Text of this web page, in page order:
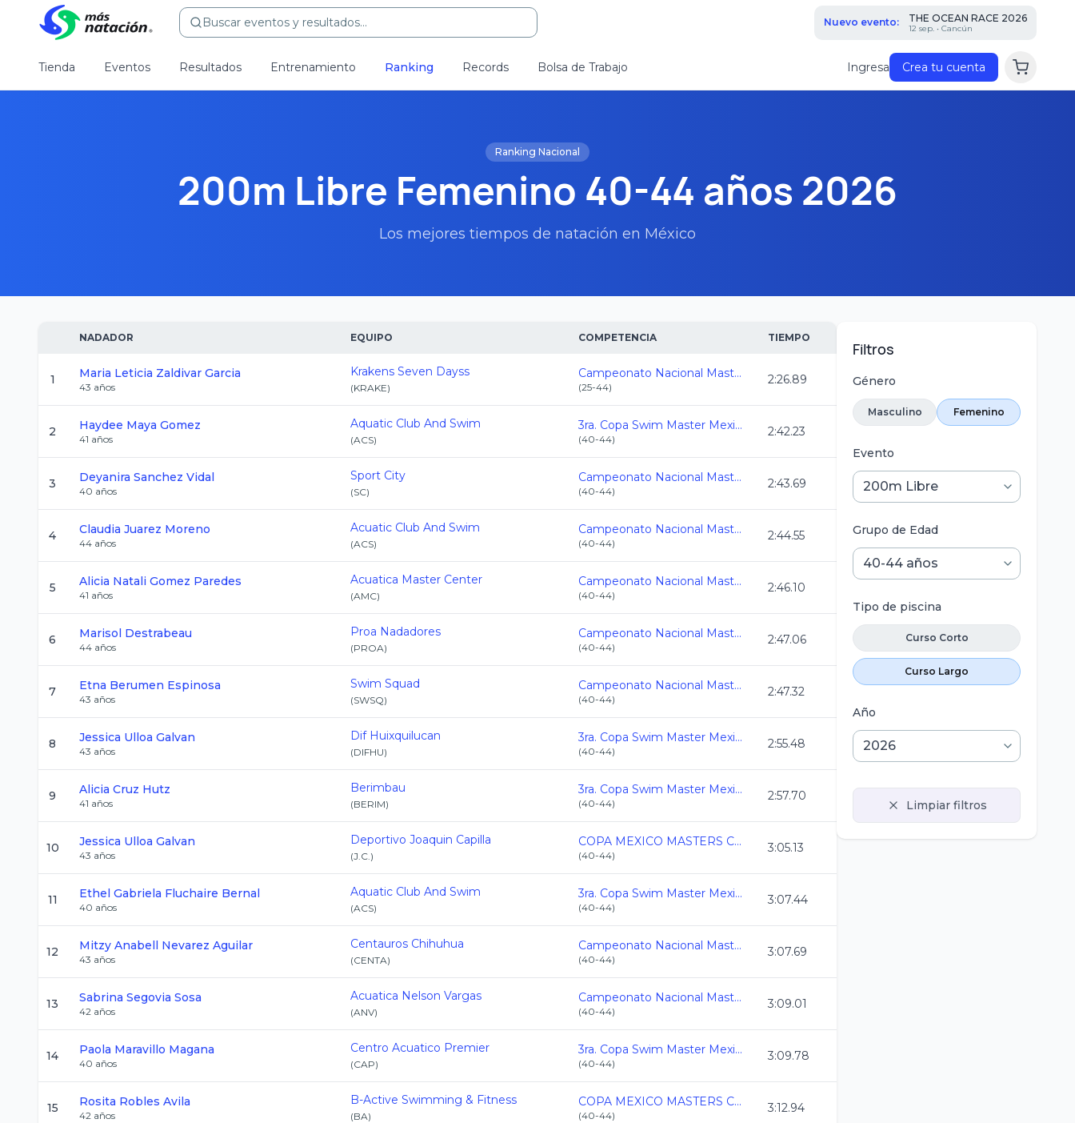
Buscar eventos y resultados... Nuevo evento: THE OCEAN RACE 2026
12 sep. • Cancún
Tienda Eventos Resultados Entrenamiento Ranking Records Bolsa de Trabajo Ingresa Crea tu cuenta
Ranking Nacional
200m Libre Femenino 40-44 años 2026
Los mejores tiempos de natación en México
NADADOR EQUIPO COMPETENCIA TIEMPO
1 Maria Leticia Zaldivar Garcia
43 años
Krakens Seven Dayss
(KRAKE)
Campeonato Nacional Master C.L. 2026
(25-44)
2:26.89
2 Haydee Maya Gomez
41 años
Aquatic Club And Swim
(ACS)
3ra. Copa Swim Master Mexico C.L. 2026
(40-44)
2:42.23
3 Deyanira Sanchez Vidal
40 años
Sport City
(SC)
Campeonato Nacional Master C.L. 2026
(40-44)
2:43.69
4 Claudia Juarez Moreno
44 años
Acuatic Club And Swim
(ACS)
Campeonato Nacional Master C.L. 2026
(40-44)
2:44.55
5 Alicia Natali Gomez Paredes
41 años
Acuatica Master Center
(AMC)
Campeonato Nacional Master C.L. 2026
(40-44)
2:46.10
6 Marisol Destrabeau
44 años
Proa Nadadores
(PROA)
Campeonato Nacional Master C.L. 2026
(40-44)
2:47.06
7 Etna Berumen Espinosa
43 años
Swim Squad
(SWSQ)
Campeonato Nacional Master C.L. 2026
(40-44)
2:47.32
8 Jessica Ulloa Galvan
43 años
Dif Huixquilucan
(DIFHU)
3ra. Copa Swim Master Mexico C.L. 2026
(40-44)
2:55.48
9 Alicia Cruz Hutz
41 años
Berimbau
(BERIM)
3ra. Copa Swim Master Mexico C.L. 2026
(40-44)
2:57.70
10 Jessica Ulloa Galvan
43 años
Deportivo Joaquin Capilla
(J.C.)
COPA MEXICO MASTERS CURSO LARGO 2026
(40-44)
3:05.13
11 Ethel Gabriela Fluchaire Bernal
40 años
Aquatic Club And Swim
(ACS)
3ra. Copa Swim Master Mexico C.L. 2026
(40-44)
3:07.44
12 Mitzy Anabell Nevarez Aguilar
43 años
Centauros Chihuhua
(CENTA)
Campeonato Nacional Master C.L. 2026
(40-44)
3:07.69
13 Sabrina Segovia Sosa
42 años
Acuatica Nelson Vargas
(ANV)
Campeonato Nacional Master C.L. 2026
(40-44)
3:09.01
14 Paola Maravillo Magana
40 años
Centro Acuatico Premier
(CAP)
3ra. Copa Swim Master Mexico C.L. 2026
(40-44)
3:09.78
15 Rosita Robles Avila
42 años
B-Active Swimming & Fitness
(BA)
COPA MEXICO MASTERS CURSO LARGO 2026
(40-44)
3:12.94
Filtros
Género
Masculino Femenino
Evento
Grupo de Edad
Tipo de piscina
Curso Corto
Curso Largo
Año
Limpiar filtros